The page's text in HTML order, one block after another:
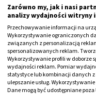
Zarówno my, jak i nasi
analizy wydajności
Przechowywanie informacji na
Wykorzystywanie ograniczonych
związanych z personalizacją
spersonalizowanych reklam.
Wykorzystywanie profili w doborze
wydajności reklam. Pomiar
statystyce lub kombinacji danych
ulepszanie usług.
Dane mogą być udostępniane poza